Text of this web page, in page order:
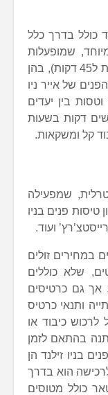
כולל בדרך כלל
שמופעלות
במטוסי הטורבו-פרופ (טיסות של מתחת ל45 דקות), בהן
של אייר ניו
בין יעדים
דקות בשעות
קל ומשקאות.
שמפעילה
טיסות פנים בניו
ועוד.
במחירים זולים
שלא כוללים
אך גם כרטיסים
ותנאי כרטיס
כיבוד או
בהתאם לזמן
בניו זילנד הן
הוא בדרך
כולל מטוסים